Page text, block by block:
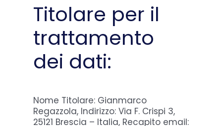
Titolare per il
trattamento
dei dati:
Nome Titolare: Gianmarco
Regazzola, Indirizzo: Via F. Crispi 3,
25121 Brescia – Italia, Recapito email: